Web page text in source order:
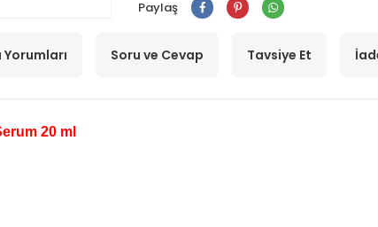
Paylaş
Yorumları Soru ve Cevap Tavsiye Et
20 ml